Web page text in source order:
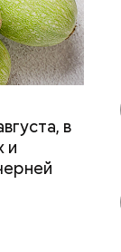
в
и
у